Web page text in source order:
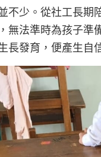
不少。從社工長期
無法準時為孩子準
長發育，便產生自